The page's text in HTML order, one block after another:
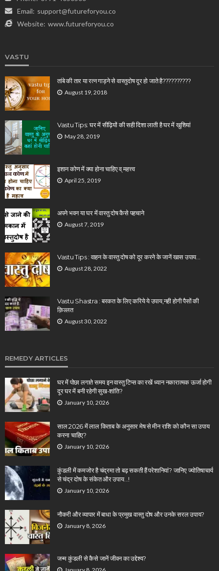
Email: support@futureforyou.co
Website: www.futureforyou.co
VASTU
तांबे की तार या रत्न गाड़ने से वास्तुदोष दूर हो जाते है??????????
August 19, 2018
Vastu Tips: घर में सीढ़ियों की सही दिशा लाती है घर में खुशियां
May 28, 2019
इशान कोण में क्या होना चाहिए व् महत्त्व
April 25, 2019
अपने भवन या घर में वास्तु दोष कैसे पहचाने
August 7, 2019
Vastu Tips : वाहन के वास्तु दोष को दूर करने के जानें खास उपाय…
August 28, 2022
Vastu Shastra : बरकत के लिए करिये ये उपाय,नही होगी पैसों की
क़िल्लत
August 30, 2022
REMEDY ARTICLES
घर में पोछा लगाते समय इन वास्तु टिप्स का रखें ध्यान नकारात्मक ऊर्जा होगी
दूर घर में बनी रहेगी सुख-शांति?
January 10, 2026
साल 2026 में लाल किताब के अनुसार मेष से मीन राशि को कौन सा उपाय
करना चाहिए?
January 10, 2026
कुंडली में कमजोर है चंद्रमा तो बढ़ सकती हैं परेशानियां? जानिए ज्योतिषाचार्य
से चंद्र दोष के संकेत और उपाय…!
January 10, 2026
नौकरी और व्यापार में बाधा के प्रमुख वास्तु दोष और उनके सरल उपाय?
January 8, 2026
जन्म कुंडली से कैसे जानें जीवन का उद्देश्य?
January 8, 2026